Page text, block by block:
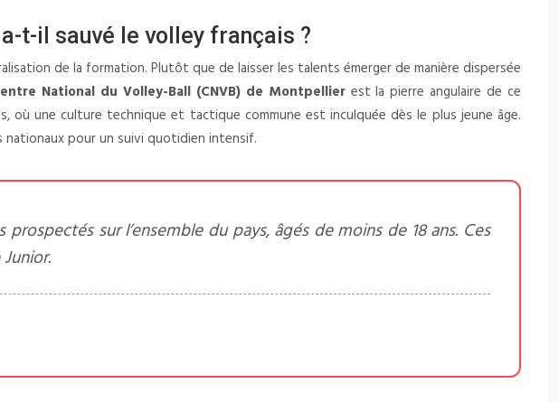
t-il sauvé le volley français ?
de la formation. Plutôt que de laisser les talents émerger de manière dispersée
National du Volley-Ball (CNVB) de Montpellierest la pierre angulaire de ce
où une culture technique et tactique commune est inculquée dès le plus jeune âge.
nationaux pour un suivi quotidien intensif.
sur l’ensemble du pays, âgés de moins de 18 ans. Ces